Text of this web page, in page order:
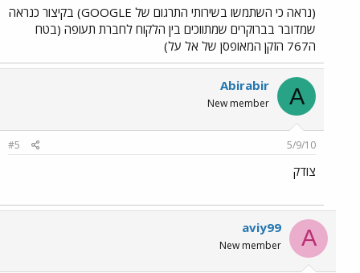
(נראה כי השתמשו בשירותי התרגום של GOOGLE) בקיצור כנראה
שמדובר בברוקרים שמתווכים בין הלקוח לחברת תעופה (בטח
ה767 הזקן המאופסן של אל על)
A
Abirabir
New member
5/9/10
#5
צודק
A
aviy99
New member